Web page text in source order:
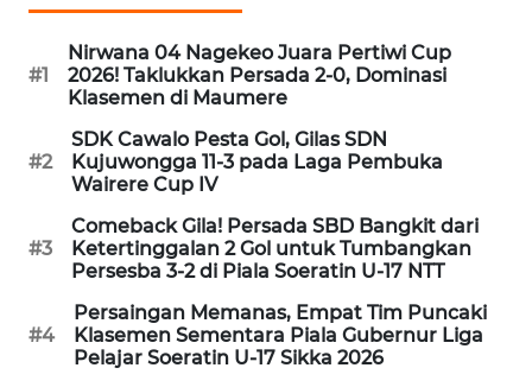
#1
Nirwana 04 Nagekeo Juara Pertiwi Cup
2026! Taklukkan Persada 2-0, Dominasi
Klasemen di Maumere
#2
SDK Cawalo Pesta Gol, Gilas SDN
Kujuwongga 11-3 pada Laga Pembuka
Wairere Cup IV
#3
Comeback Gila! Persada SBD Bangkit dari
Ketertinggalan 2 Gol untuk Tumbangkan
Persesba 3-2 di Piala Soeratin U-17 NTT
#4
Persaingan Memanas, Empat Tim Puncaki
Klasemen Sementara Piala Gubernur Liga
Pelajar Soeratin U-17 Sikka 2026
SIDIKALANG
NEWS
SIBARAGAS
NEWS
METRO
SIANTAR
NEWS
METRO
MEDAN
NEWS